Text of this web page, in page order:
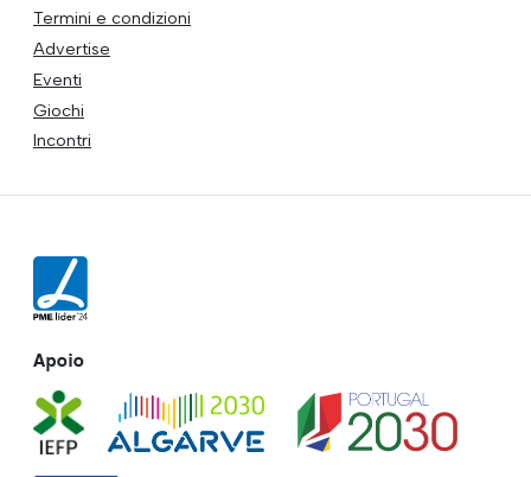
Termini e condizioni
Advertise
Eventi
Giochi
Incontri
Apoio